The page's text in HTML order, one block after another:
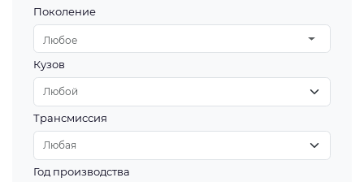
Поколение
Любое
Кузов
Трансмиссия
Год производства